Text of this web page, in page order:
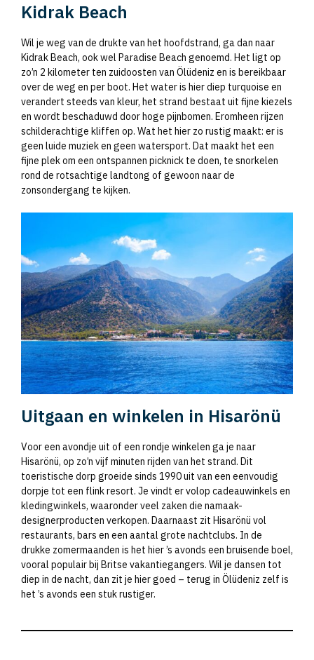
Kidrak Beach
Wil je weg van de drukte van het hoofdstrand, ga dan naar
Kidrak Beach, ook wel Paradise Beach genoemd. Het ligt op
zo’n 2 kilometer ten zuidoosten van Ölüdeniz en is bereikbaar
over de weg en per boot. Het water is hier diep turquoise en
verandert steeds van kleur, het strand bestaat uit fijne kiezels
en wordt beschaduwd door hoge pijnbomen. Eromheen rijzen
schilderachtige kliffen op. Wat het hier zo rustig maakt: er is
geen luide muziek en geen watersport. Dat maakt het een
fijne plek om een ontspannen picknick te doen, te snorkelen
rond de rotsachtige landtong of gewoon naar de
zonsondergang te kijken.
Uitgaan en winkelen in Hisarönü
Voor een avondje uit of een rondje winkelen ga je naar
Hisarönü, op zo’n vijf minuten rijden van het strand. Dit
toeristische dorp groeide sinds 1990 uit van een eenvoudig
dorpje tot een flink resort. Je vindt er volop cadeauwinkels en
kledingwinkels, waaronder veel zaken die namaak-
designerproducten verkopen. Daarnaast zit Hisarönü vol
restaurants, bars en een aantal grote nachtclubs. In de
drukke zomermaanden is het hier ’s avonds een bruisende boel,
vooral populair bij Britse vakantiegangers. Wil je dansen tot
diep in de nacht, dan zit je hier goed – terug in Ölüdeniz zelf is
het ’s avonds een stuk rustiger.